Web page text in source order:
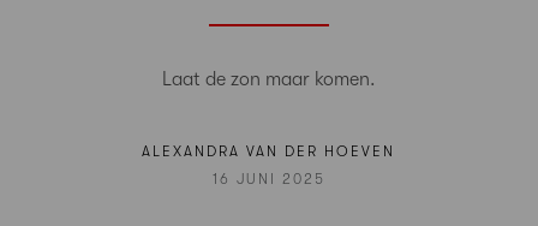
Laat de zon maar komen.
ALEXANDRA VAN DER HOEVEN
16 JUNI 2025